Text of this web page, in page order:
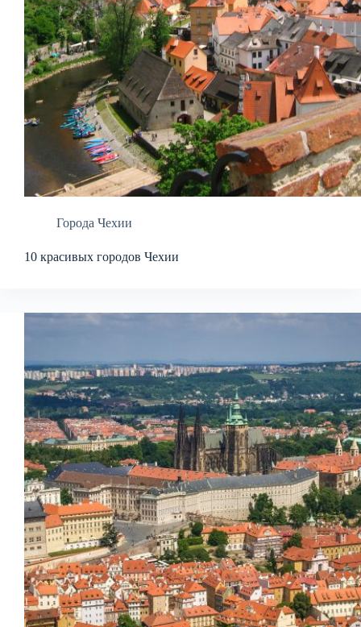
Города Чехии
10 красивых городов Чехии